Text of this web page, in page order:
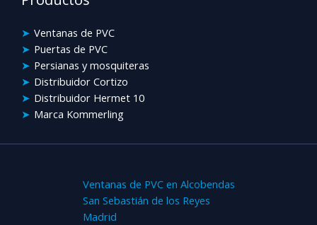
Ventanas de PVC
Puertas de PVC
Persianas y mosquiteras
Distribuidor Cortizo
Distribuidor Hermet 10
Marca Kommerling
Ventanas de PVC en Alcobendas
San Sebastián de los Reyes
Madrid